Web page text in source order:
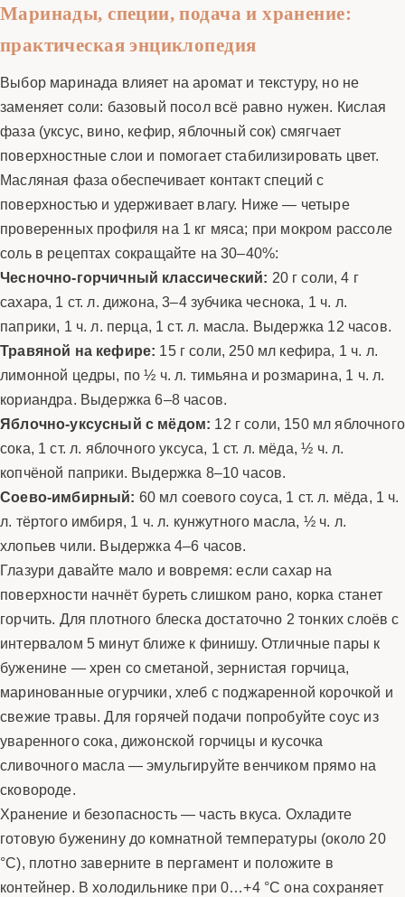
Маринады, специи, подача и хранение:
практическая энциклопедия
Выбор маринада влияет на аромат и текстуру, но не
заменяет соли: базовый посол всё равно нужен. Кислая
фаза (уксус, вино, кефир, яблочный сок) смягчает
поверхностные слои и помогает стабилизировать цвет.
Масляная фаза обеспечивает контакт специй с
поверхностью и удерживает влагу. Ниже — четыре
проверенных профиля на 1 кг мяса; при мокром рассоле
соль в рецептах сокращайте на 30–40%:
Чесночно-горчичный классический: 20 г соли, 4 г
сахара, 1 ст. л. дижона, 3–4 зубчика чеснока, 1 ч. л.
паприки, 1 ч. л. перца, 1 ст. л. масла. Выдержка 12 часов.
Травяной на кефире: 15 г соли, 250 мл кефира, 1 ч. л.
лимонной цедры, по ½ ч. л. тимьяна и розмарина, 1 ч. л.
кориандра. Выдержка 6–8 часов.
Яблочно-уксусный с мёдом: 12 г соли, 150 мл яблочного
сока, 1 ст. л. яблочного уксуса, 1 ст. л. мёда, ½ ч. л.
копчёной паприки. Выдержка 8–10 часов.
Соево-имбирный: 60 мл соевого соуса, 1 ст. л. мёда, 1 ч.
л. тёртого имбиря, 1 ч. л. кунжутного масла, ½ ч. л.
хлопьев чили. Выдержка 4–6 часов.
Глазури давайте мало и вовремя: если сахар на
поверхности начнёт буреть слишком рано, корка станет
горчить. Для плотного блеска достаточно 2 тонких слоёв с
интервалом 5 минут ближе к финишу. Отличные пары к
буженине — хрен со сметаной, зернистая горчица,
маринованные огурчики, хлеб с поджаренной корочкой и
свежие травы. Для горячей подачи попробуйте соус из
уваренного сока, дижонской горчицы и кусочка
сливочного масла — эмульгируйте венчиком прямо на
сковороде.
Хранение и безопасность — часть вкуса. Охладите
готовую буженину до комнатной температуры (около 20
°C), плотно заверните в пергамент и положите в
контейнер. В холодильнике при 0…+4 °C она сохраняет